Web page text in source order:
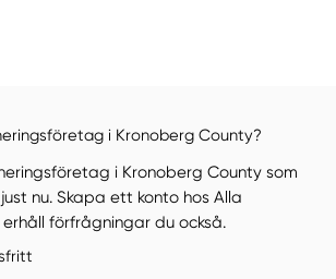
i Kronoberg County?
i Kronoberg County som
nu. Skapa ett konto hos Alla
förfrågningar du också.